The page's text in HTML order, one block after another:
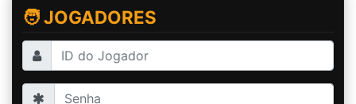
🧑 JOGADORES